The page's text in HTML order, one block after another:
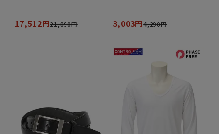
17,512円21,890円 3,003円4,290円